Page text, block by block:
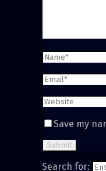
Save my
Search for: